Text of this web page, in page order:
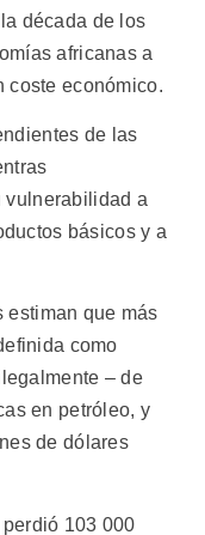
década de los
africanas a
coste económico.
de las
vulnerabilidad a
básicos y a
estiman que más
como
– de
en petróleo, y
de dólares
103 000